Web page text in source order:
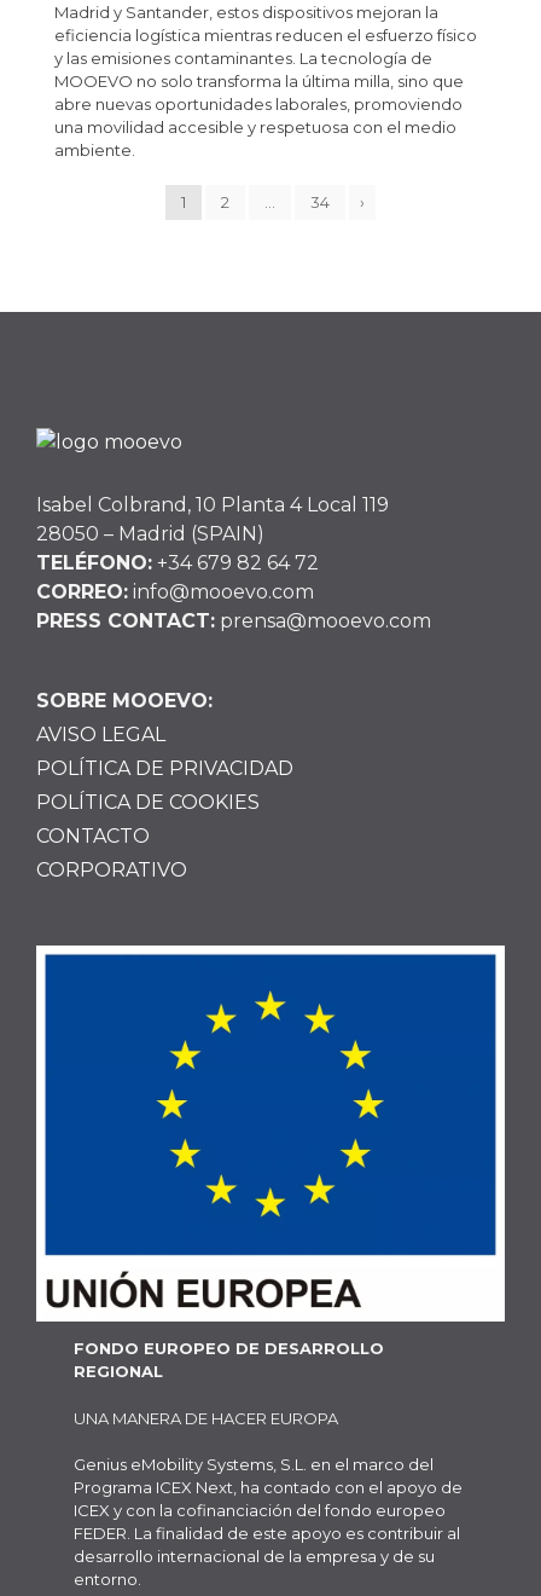
Madrid y Santander, estos dispositivos mejoran la
eficiencia logística mientras reducen el esfuerzo físico
y las emisiones contaminantes. La tecnología de
MOOEVO no solo transforma la última milla, sino que
abre nuevas oportunidades laborales, promoviendo
una movilidad accesible y respetuosa con el medio
ambiente.
1 2 34 ›
Isabel Colbrand, 10 Planta 4 Local 119
28050 – Madrid (SPAIN)
TELÉFONO: +34 679 82 64 72
CORREO: info@mooevo.com
PRESS CONTACT: prensa@mooevo.com
SOBRE MOOEVO:
AVISO LEGAL
POLÍTICA DE PRIVACIDAD
POLÍTICA DE COOKIES
CONTACTO
CORPORATIVO
FONDO EUROPEO DE DESARROLLO
REGIONAL
UNA MANERA DE HACER EUROPA
Genius eMobility Systems, S.L. en el marco del
Programa ICEX Next, ha contado con el apoyo de
ICEX y con la cofinanciación del fondo europeo
FEDER. La finalidad de este apoyo es contribuir al
desarrollo internacional de la empresa y de su
entorno.